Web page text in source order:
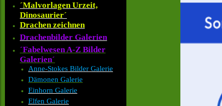
´Malvorlagen Urzeit,
Dinosaurier´
Drachen zeichnen
Drachenbilder Galerien
´Fabelwesen A-Z Bilder
Galerien´
Anne-Stokes Bilder Galerie
Dämonen Galerie
Einhorn Galerie
Elfen Galerie